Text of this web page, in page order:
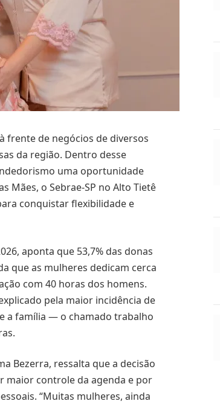
frente de negócios de diversos
da região. Dentro desse
uma oportunidade
Mães, o Sebrae-SP no Alto Tietê
conquistar flexibilidade e
aponta que 53,7% das donas
que as mulheres dedicam cerca
com 40 horas dos homens.
pela maior incidência de
a família — o chamado trabalho
Bezerra, ressalta que a decisão
maior controle da agenda e por
“Muitas mulheres, ainda